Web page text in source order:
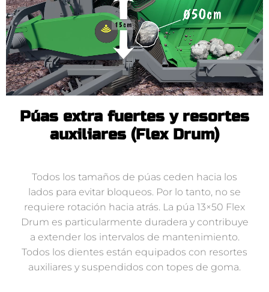
Púas extra fuertes y resortes
auxiliares (Flex Drum)
Todos los tamaños de púas ceden hacia los
lados para evitar bloqueos. Por lo tanto, no se
requiere rotación hacia atrás. La púa 13×50 Flex
Drum es particularmente duradera y contribuye
a extender los intervalos de mantenimiento.
Todos los dientes están equipados con resortes
auxiliares y suspendidos con topes de goma.